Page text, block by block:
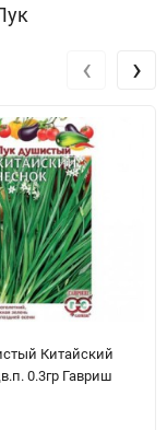
Китайский
0.3гр Гавриш
‹ ›